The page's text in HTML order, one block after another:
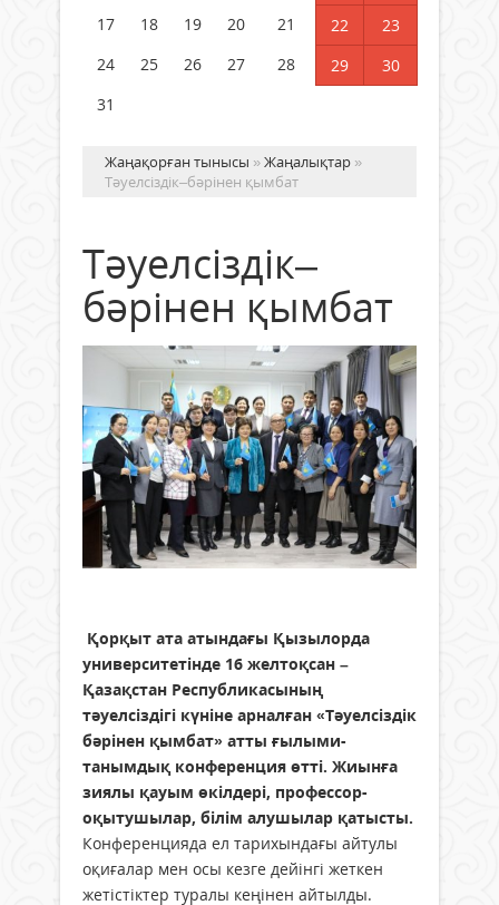
17
18 19 20 21 22
23
24
25 26 27 28 29
30
31
Жаңақорған тынысы »Жаңалықтар »
Тәуелсіздік–бәрінен қымбат
Тәуелсіздік–
бәрінен қымбат
Қорқыт ата атындағы Қызылорда
университетінде 16 желтоқсан –
Қазақстан Республикасының
тәуелсіздігі күніне арналған «Тәуелсіздік
бәрінен қымбат» атты ғылыми-
танымдық конференция өтті. Жиынға
зиялы қауым өкілдері, профессор-
оқытушылар, білім алушылар қатысты.
Конференцияда ел тарихындағы айтулы
оқиғалар мен осы кезге дейінгі жеткен
жетістіктер туралы кеңінен айтылды.